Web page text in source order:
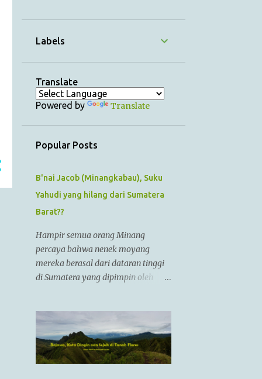
November
September
August
April
March
1
January
2022
12
December
1
October
September
1
August
1
Labels
Translate
Powered by Translate
Popular Posts
B'nai Jacob (Minangkabau), Suku
Yahudi yang hilang dari Sumatera
Barat??
Hampir semua orang Minang
percaya bahwa nenek moyang
mereka berasal dari dataran tinggi
di Sumatera yang dipimpin oleh
Sejarah Kristen, raja tersebut hidup
dari zaman 356 SM sampai 323 SM
Dia juga dikenal sebagai Raja
Alexander III dari Macedonia,